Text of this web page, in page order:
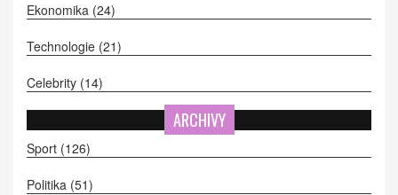
Ekonomika (24)
Technologie (21)
Celebrity (14)
ARCHIVY
Sport (126)
Politika (51)